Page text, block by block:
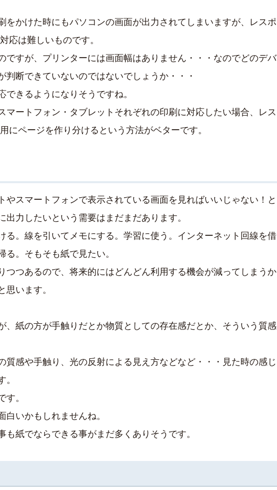
をかけた時にもパソコンの画面が出力されてしまいますが、レスポ
応は難しいものです。
ですが、プリンターには画面幅はありません・・・なのでどのデバ
判断できていないのではないでしょうか・・・
きるようになりそうですね。
マートフォン・タブレットそれぞれの印刷に対応したい場合、レス
にページを作り分けるという方法がベターです。
やスマートフォンで表示されている画面を見ればいいじゃない！と
力したいという需要はまだまだあります。
る。線を引いてメモにする。学習に使う。インターネット回線を借
る。そもそも紙で見たい。
つつあるので、将来的にはどんどん利用する機会が減ってしまうか
思います。
、紙の方が手触りだとか物質としての存在感だとか、そういう質感
質感や手触り、光の反射による見え方などなど・・・見た時の感じ
。
す。
白いかもしれませんね。
紙でならできる事がまだ多くありそうです。